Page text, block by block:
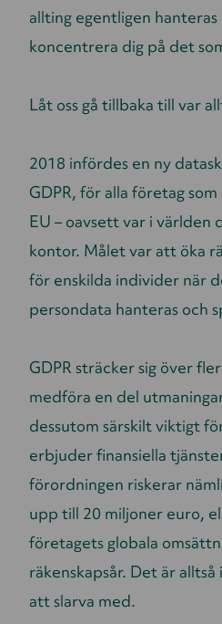
allting egentligen
koncentrera dig på det
Låt oss gå tillbaka till var
2018 infördes en ny
GDPR, för alla företag
EU – oavsett var i världen
kontor. Målet var att öka
för enskilda individer när
persondata hanteras och
GDPR sträcker sig över
medföra en del
dessutom särskilt viktigt
erbjuder finansiella
förordningen riskerar
upp till 20 miljoner euro,
företagets globala
räkenskapsår. Det är
att slarva med.